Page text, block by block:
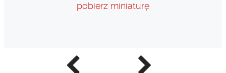
Poprzednie
zdjęcie
Następne
zdjęcie
pobierz miniaturę